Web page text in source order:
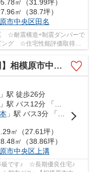
㎡（31.99坪）
㎡（38.7坪）
市中央区田名
☆耐震構造+制震ダンパーで
グ ☆住宅性能評価取得物
然の雨に...
上溝 新築一戸建て 全4棟
」駅 徒歩26分
」駅 バス12分 「下九沢」 停歩4分
」駅 バス3分 「あじさい通り中央」 停歩15分
㎡（27.61坪）
㎡（38.86坪）
市中央区上溝
級です♪ ☆長期優良住宅♪